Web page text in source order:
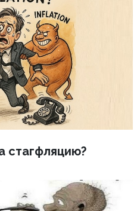
стагфляцию?